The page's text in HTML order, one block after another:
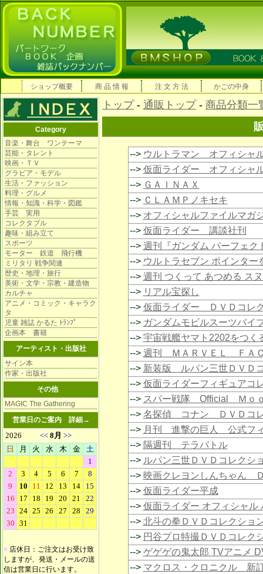
ショップ概要 商 品 情 報 注 文 方 法 かごの中身
Category
音楽・舞台 ワンテーマ
芸能・タレント
映画・ＴＶ
グラビア・モデル
生活・ファッション
料理・グルメ
情報・知識・科学・図鑑
手芸 実用
コレクタブル
趣味・組み立て
スポーツ
モーター 鉄道 飛行機
ミリタリ 戦争関連
歴史・地理・旅行
美術・文学・宗教・建造物
カルチャ
アニメ・コミック・キャラク
タ
児童 雑誌 かるた ﾄﾗﾝﾌﾟ
企画本 書籍
アーティスト・出版社
サイン本
作家・出版社
その他
MAGIC The Gathering
営業日のご案内 詳細→
■ 店休日：ご注文はお受け致
しますが、発送・メールの送
信は営業日に行います。
トップ- 通販トップ- 商品分類一
--> ウルトラマン オフィシ
--> 仮面ライダー オフィシ
--> ＧＡＩＮＡＸ
--> ＣＬＡＭＰノキセキ
--> オフィシャルファイルマ
--> 仮面ライダー 講談社刊
--> 週刊『ガンダム パーフェク
--> ウルトラセブン ポインター
--> 週刊 つくって あつめる ス
--> リアル宝探し
--> 仮面ライダー ＤＶＤコレ
--> ガンダムモビルスーツバイ
--> 宇宙戦艦ヤマト2202をつく
--> 週刊 ＭＡＲＶＥＬ ＦＡ
--> 新装版 ルパン三世ＤＶＤ
--> 仮面ライダーフィギュアコ
--> スパー戦隊 Official Ｍｏ
--> 名探偵 コナン ＤＶＤコ
--> 月刊 進撃の巨人 公式フ
--> 隔週刊 テラバトル
--> ルパン三世ＤＶＤコレクシ
--> 映画クレヨンしんちゃん
--> 仮面ライダー平成
--> 仮面ライダー オフィシャル
--> 北斗の拳ＤＶＤコレクショ
--> 円谷プロ特撮ＤＶＤコレク
--> ゲゲゲの鬼太郎 TVアニメ
--> マクロス・クロニクル 新